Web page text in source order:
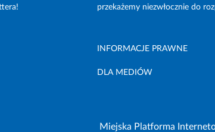
przekażemy niezwłocznie do
INFORMACJE PRAWNE
DLA MEDIÓW
Miejska Platforma